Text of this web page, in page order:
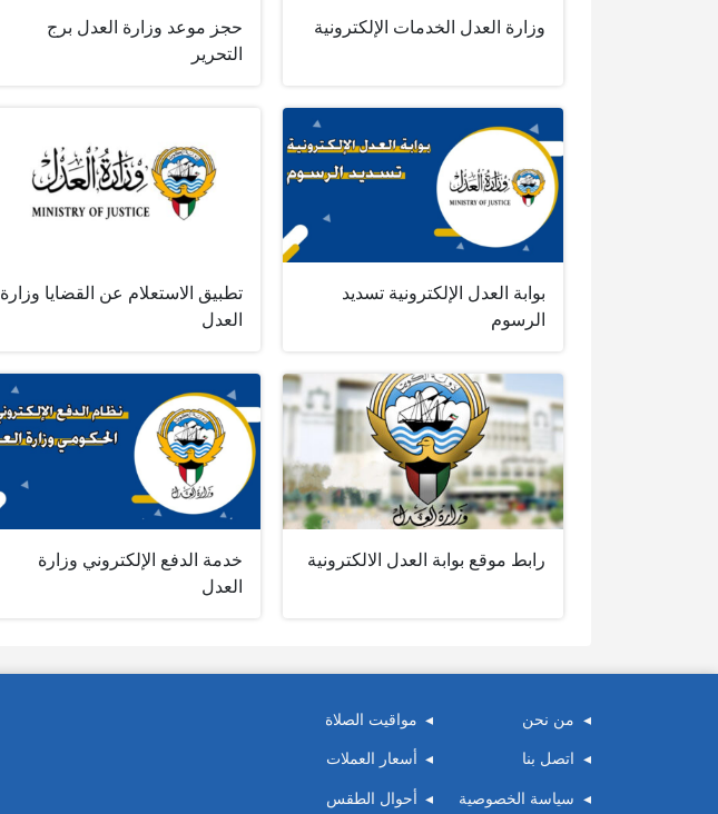
وزارة العدل الخدمات الإلكترونية
حجز موعد وزارة العدل برج
التحرير
بوابة العدل الإلكترونية تسديد
الرسوم
تطبيق الاستعلام عن القضايا وزارة
العدل
رابط موقع بوابة العدل الالكترونية
خدمة الدفع الإلكتروني وزارة
العدل
من نحن
اتصل بنا
سياسة الخصوصية
مواقيت الصلاة
أسعار العملات
أحوال الطقس